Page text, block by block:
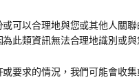
可以合理地與您或其他人關
此類資訊無法合理地識別或與
要求的情況，我們可能會收